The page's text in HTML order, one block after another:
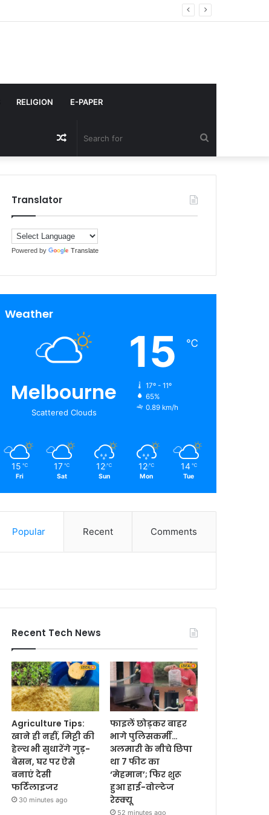
RELIGION E-PAPER
for
Random
Article
Translator
Powered by Translate
Weather
Melbourne
Scattered Clouds
15 ℃
17º - 11º
65%
0.89 km/h
15 ℃
Fri
17 ℃
Sat
12 ℃
Sun
12 ℃
Mon
14 ℃
Tue
Popular Recent Comments
Recent Tech News
Agriculture Tips:
खाने ही नहीं, मिट्टी की
हेल्थ भी सुधारेंगे गुड़-
बेसन, घर पर ऐसे
बनाएं देसी
फर्टिलाइजर
30 minutes ago
फाइलें छोड़कर बाहर
भागे पुलिसकर्मी…
अलमारी के नीचे छिपा
था 7 फीट का
‘मेहमान’; फिर शुरू
हुआ हाई-वोल्टेज
रेस्क्यू
52 minutes ago